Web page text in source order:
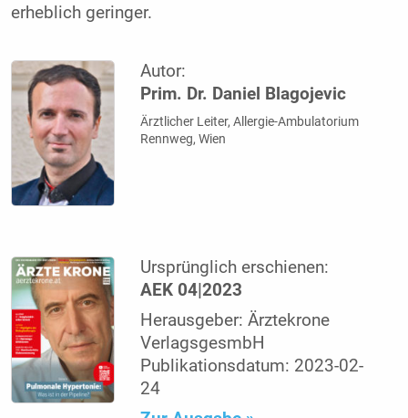
erheblich geringer.
Autor:
Prim. Dr. Daniel Blagojevic
Ärztlicher Leiter, Allergie-Ambulatorium
Rennweg, Wien
Ursprünglich erschienen:
AEK 04|2023
Herausgeber: Ärztekrone
VerlagsgesmbH
Publikationsdatum: 2023-02-
24